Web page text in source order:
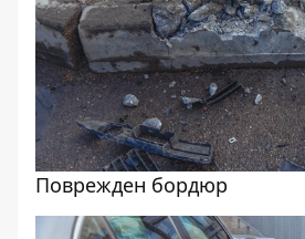
Поврежден бордюр